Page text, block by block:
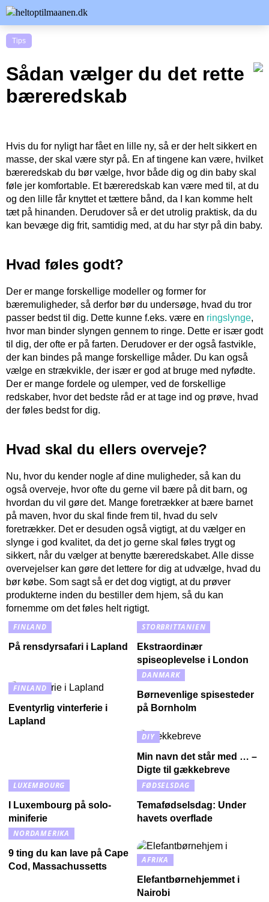
Tips
Sådan vælger du det rette
bæreredskab
Hvis du for nyligt har fået en lille ny, så er der helt sikkert en
masse, der skal være styr på. En af tingene kan være, hvilket
bæreredskab du bør vælge, hvor både dig og din baby skal
føle jer komfortable. Et bæreredskab kan være med til, at du
og den lille får knyttet et tættere bånd, da I kan komme helt
tæt på hinanden. Derudover så er det utrolig praktisk, da du
kan bevæge dig frit, samtidig med, at du har styr på din baby.
Hvad føles godt?
Der er mange forskellige modeller og former for
bæremuligheder, så derfor bør du undersøge, hvad du tror
passer bedst til dig. Dette kunne f.eks. være en ringslynge,
hvor man binder slyngen gennem to ringe. Dette er især godt
til dig, der ofte er på farten. Derudover er der også fastvikle,
der kan bindes på mange forskellige måder. Du kan også
vælge en strækvikle, der især er god at bruge med nyfødte.
Der er mange fordele og ulemper, ved de forskellige
redskaber, hvor det bedste råd er at tage ind og prøve, hvad
der føles bedst for dig.
Hvad skal du ellers overveje?
Nu, hvor du kender nogle af dine muligheder, så kan du
også overveje, hvor ofte du gerne vil bære på dit barn, og
hvordan du vil gøre det. Mange foretrækker at bære barnet
på maven, hvor du skal finde frem til, hvad du selv
foretrækker. Det er desuden også vigtigt, at du vælger en
slynge i god kvalitet, da det jo gerne skal føles trygt og
sikkert, når du vælger at benytte bæreredskabet. Alle disse
overvejelser kan gøre det lettere for dig at udvælge, hvad du
bør købe. Som sagt så er det dog vigtigt, at du prøver
produkterne inden du bestiller dem hjem, så du kan
fornemme om det føles helt rigtigt.
FINLAND
På rensdyrsafari i Lapland
STORBRITTANIEN
Ekstraordinær
spiseoplevelse i London
FINLAND
Eventyrlig vinterferie i
Lapland
DANMARK
Børnevenlige spisesteder
på Bornholm
DIY
Min navn det står med … –
Digte til gækkebreve
LUXEMBOURG
I Luxembourg på solo-
miniferie
FØDSELSDAG
Temafødselsdag: Under
havets overflade
NORDAMERIKA
9 ting du kan lave på Cape
Cod, Massachussetts
AFRIKA
Elefantbørnehjemmet i
Nairobi